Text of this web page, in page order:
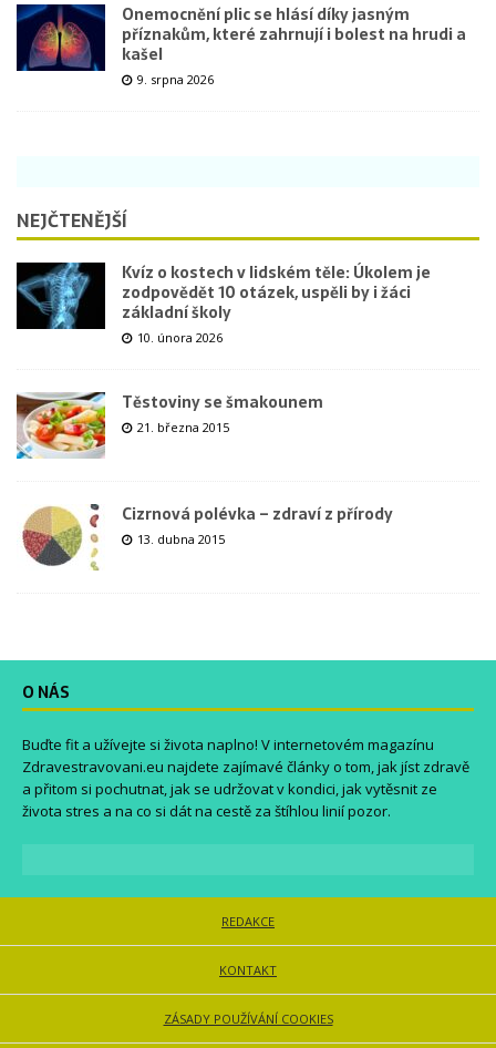
Onemocnění plic se hlásí díky jasným
příznakům, které zahrnují i bolest na hrudi a
kašel
9. srpna 2026
NEJČTENĚJŠÍ
Kvíz o kostech v lidském těle: Úkolem je
zodpovědět 10 otázek, uspěli by i žáci
základní školy
10. února 2026
Těstoviny se šmakounem
21. března 2015
Cizrnová polévka – zdraví z přírody
13. dubna 2015
O NÁS
Buďte fit a užívejte si života naplno! V internetovém magazínu
Zdravestravovani.eu najdete zajímavé články o tom, jak jíst zdravě
a přitom si pochutnat, jak se udržovat v kondici, jak vytěsnit ze
života stres a na co si dát na cestě za štíhlou linií pozor.
REDAKCE
KONTAKT
ZÁSADY POUŽÍVÁNÍ COOKIES